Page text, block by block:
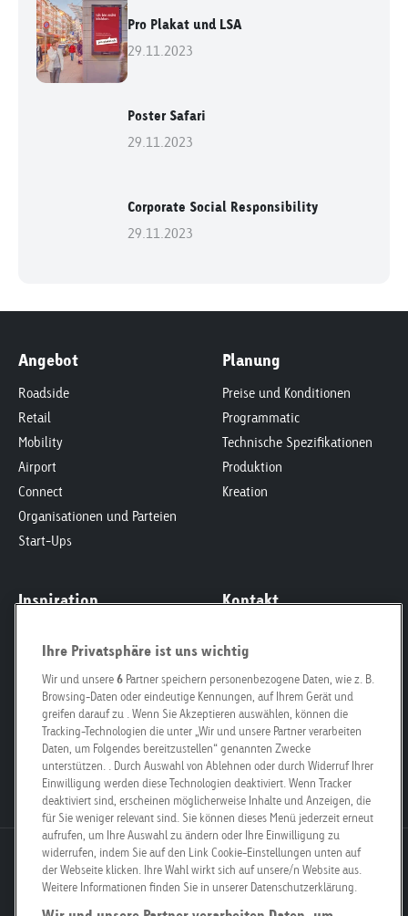
Pro Plakat und LSA
29.11.2023
Poster Safari
29.11.2023
Corporate Social Responsibility
29.11.2023
Angebot
Roadside
Retail
Mobility
Airport
Connect
Organisationen und Parteien
Start-Ups
Planung
Preise und Konditionen
Programmatic
Technische Spezifikationen
Produktion
Kreation
Inspiration
Corporate Social
Responsibility
Smart City
Fachklasse Grafik
Poster Safari
Kontakt
Kontaktformular
Ansprechpersonen
Für Grundeigentümer
Unsere Filialen
Mediencorner
Offene Stellen
Goldbach Neo OOH AG
Bösch 67
6331 Hünenberg
Ihre Privatsphäre ist uns wichtig
Wir und unsere6 Partner speichern personenbezogene Daten, wie z. B.
Browsing-Daten oder eindeutige Kennungen, auf Ihrem Gerät und
greifen darauf zu . Wenn Sie Akzeptieren auswählen, können die
Tracking-Technologien die unter „Wir und unsere Partner verarbeiten
Daten, um Folgendes bereitzustellen“ genannten Zwecke
unterstützen. . Durch Auswahl von Ablehnen oder durch Widerruf Ihrer
Einwilligung werden diese Technologien deaktiviert. Wenn Tracker
deaktiviert sind, erscheinen möglicherweise Inhalte und Anzeigen, die
für Sie weniger relevant sind. Sie können dieses Menü jederzeit erneut
aufrufen, um Ihre Auswahl zu ändern oder Ihre Einwilligung zu
widerrufen, indem Sie auf den Link Cookie-Einstellungen unten auf
der Webseite klicken. Ihre Wahl wirkt sich auf unsere/n Website aus.
Weitere Informationen finden Sie in unserer Datenschutzerklärung.